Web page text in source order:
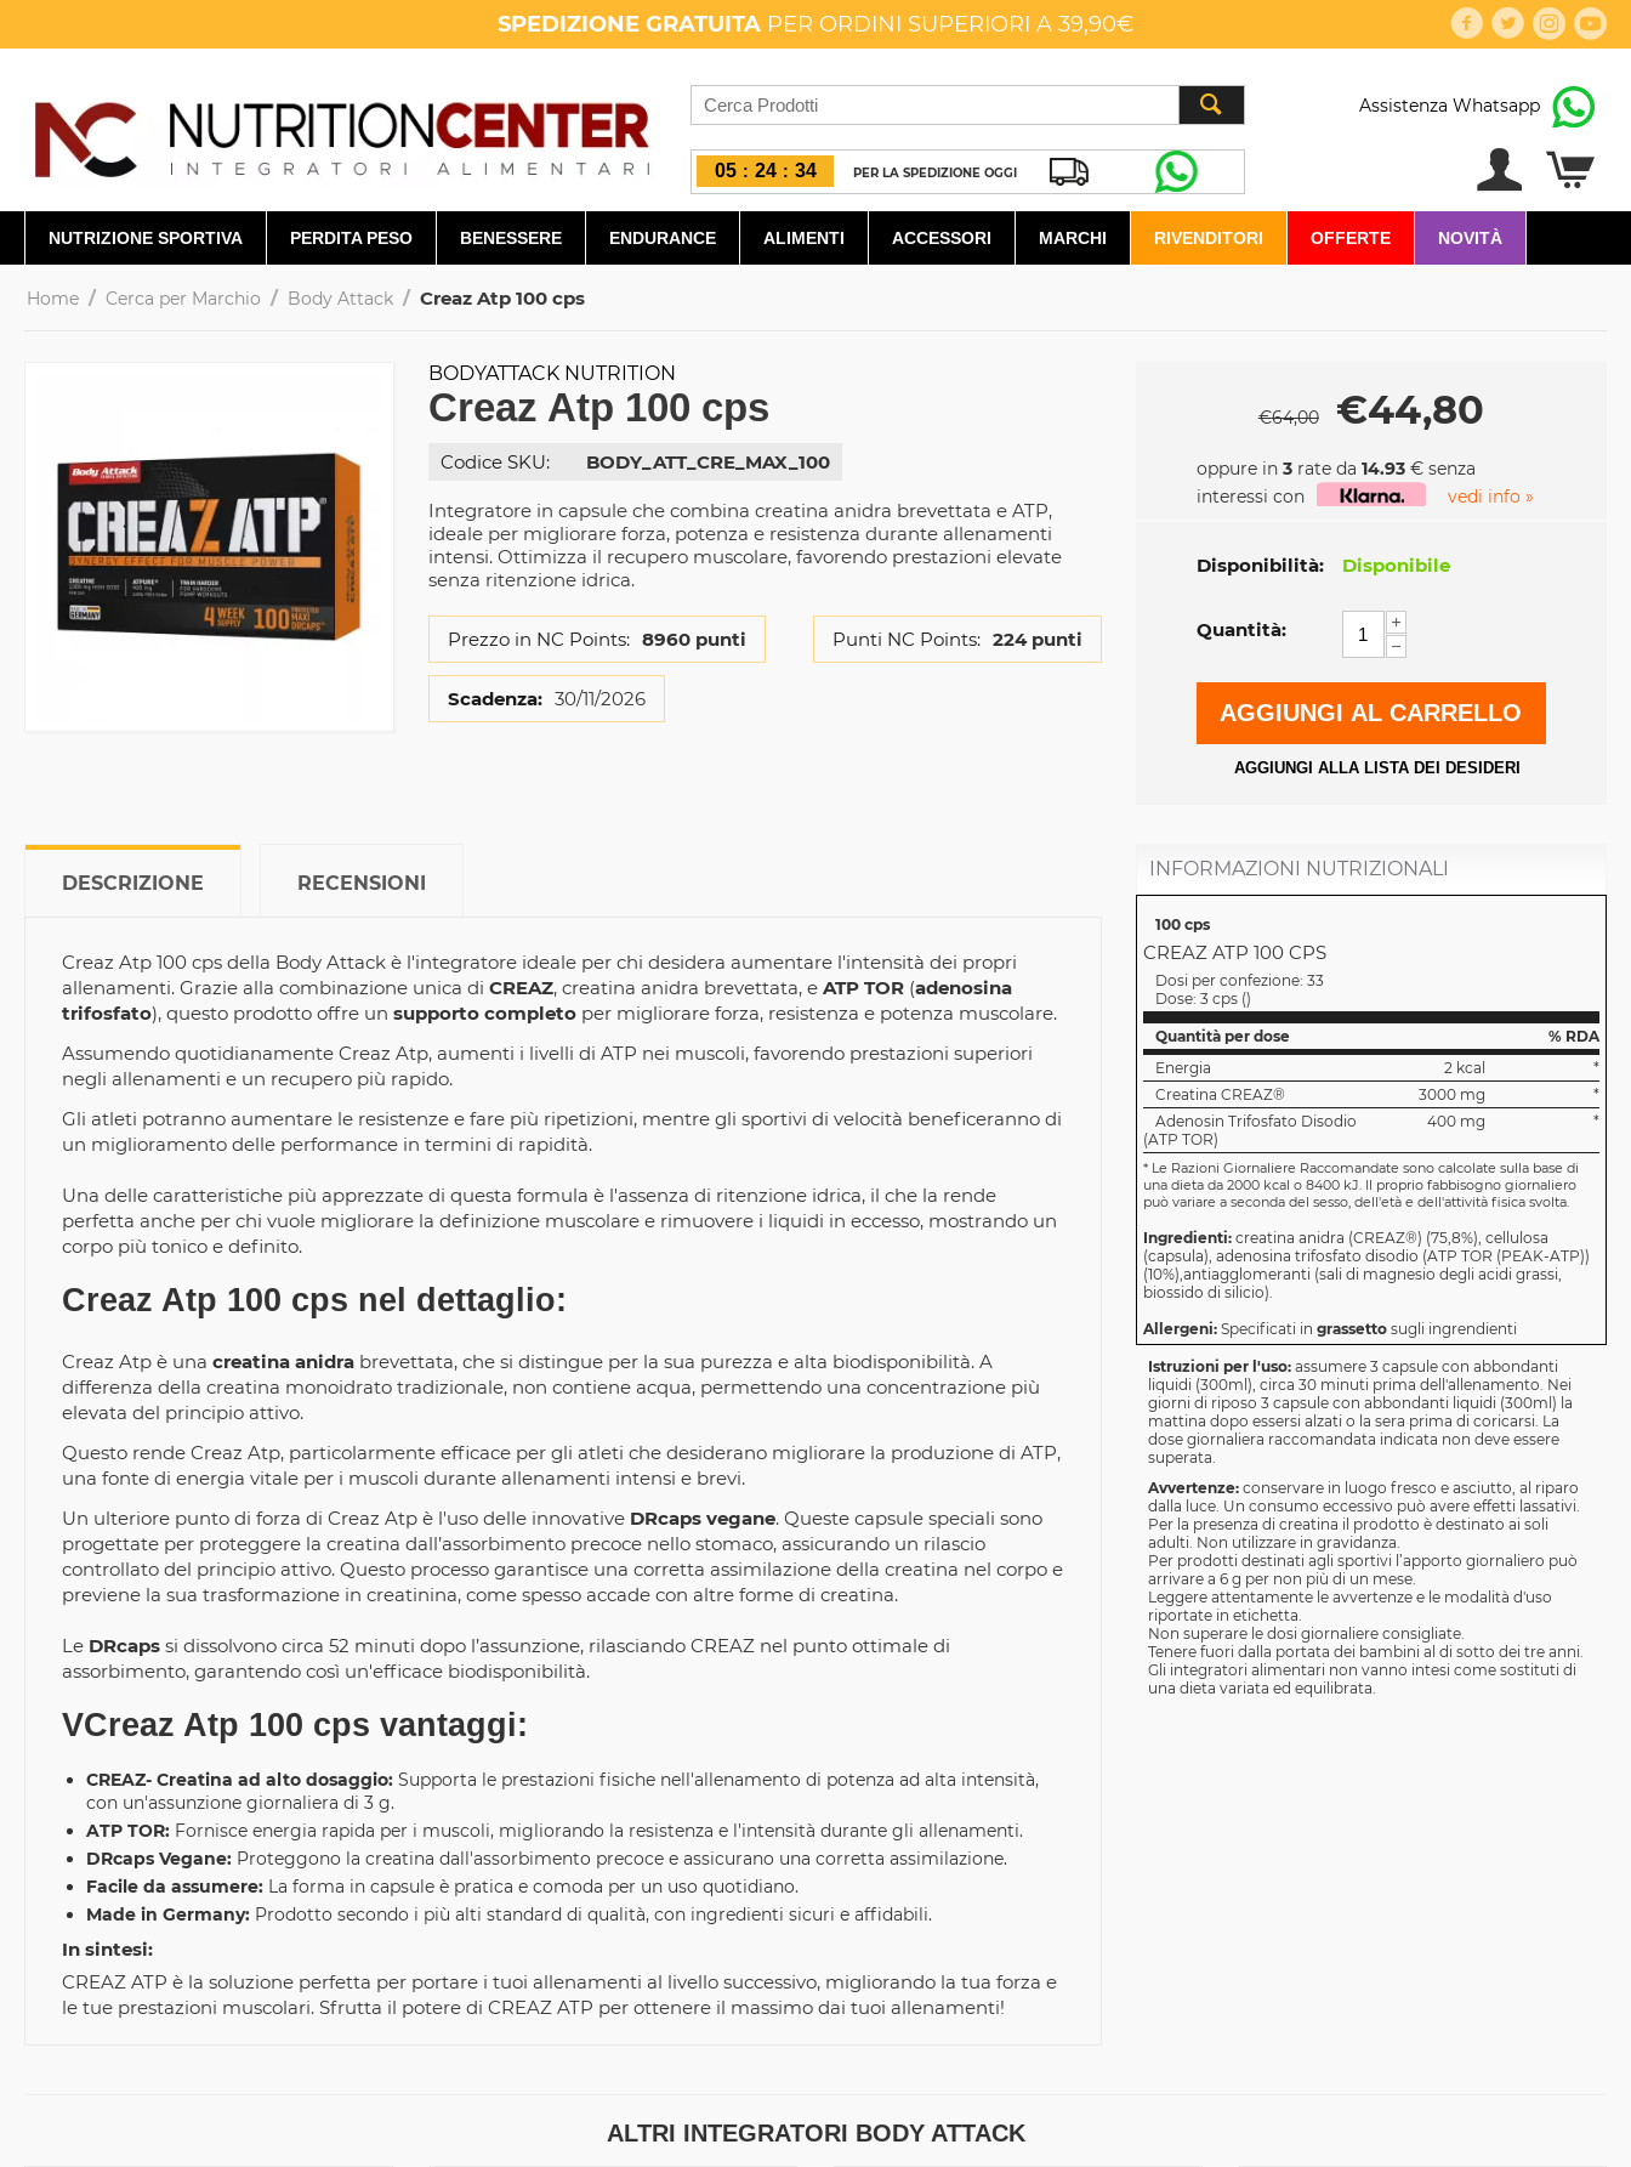
SPEDIZIONE GRATUITA PER ORDINI SUPERIORI A 39,90€
05 : 24 : 33 PER LA SPEDIZIONE OGGI
Assistenza Whatsapp
NUTRIZIONE SPORTIVA PERDITA PESO BENESSERE ENDURANCE ALIMENTI ACCESSORI MARCHI RIVENDITORI OFFERTE NOVITÀ
Home / Cerca per Marchio / Body Attack / Creaz Atp 100 cps
BODYATTACK NUTRITION
Creaz Atp 100 cps
Codice SKU: BODY_ATT_CRE_MAX_100
Integratore in capsule che combina creatina anidra brevettata e ATP,
ideale per migliorare forza, potenza e resistenza durante allenamenti
intensi. Ottimizza il recupero muscolare, favorendo prestazioni elevate
senza ritenzione idrica.
Prezzo in NC Points: 8960 punti Punti NC Points: 224 punti
Scadenza: 30/11/2026
€64,00 €44,80
oppure in 3rate da 14.93€ senza
interessi con
vedi info »
Disponibilità: Disponibile
Quantità:
+
−
AGGIUNGI AL CARRELLO
AGGIUNGI ALLA LISTA DEI DESIDERI
DESCRIZIONE RECENSIONI
Creaz Atp 100 cps della Body Attack è l'integratore ideale per chi desidera aumentare l'intensità dei propri
allenamenti. Grazie alla combinazione unica di CREAZ, creatina anidra brevettata, e ATP TOR (adenosina
trifosfato), questo prodotto offre un supporto completo per migliorare forza, resistenza e potenza muscolare.
Assumendo quotidianamente Creaz Atp, aumenti i livelli di ATP nei muscoli, favorendo prestazioni superiori
negli allenamenti e un recupero più rapido.
Gli atleti potranno aumentare le resistenze e fare più ripetizioni, mentre gli sportivi di velocità beneficeranno di
un miglioramento delle performance in termini di rapidità.
Una delle caratteristiche più apprezzate di questa formula è l'assenza di ritenzione idrica, il che la rende
perfetta anche per chi vuole migliorare la definizione muscolare e rimuovere i liquidi in eccesso, mostrando un
corpo più tonico e definito.
Creaz Atp 100 cps nel dettaglio:
Creaz Atp è una creatina anidra brevettata, che si distingue per la sua purezza e alta biodisponibilità. A
differenza della creatina monoidrato tradizionale, non contiene acqua, permettendo una concentrazione più
elevata del principio attivo.
Questo rende Creaz Atp, particolarmente efficace per gli atleti che desiderano migliorare la produzione di ATP,
una fonte di energia vitale per i muscoli durante allenamenti intensi e brevi.
Un ulteriore punto di forza di Creaz Atp è l'uso delle innovative DRcaps vegane. Queste capsule speciali sono
progettate per proteggere la creatina dall’assorbimento precoce nello stomaco, assicurando un rilascio
controllato del principio attivo. Questo processo garantisce una corretta assimilazione della creatina nel corpo e
previene la sua trasformazione in creatinina, come spesso accade con altre forme di creatina.
Le DRcaps si dissolvono circa 52 minuti dopo l’assunzione, rilasciando CREAZ nel punto ottimale di
assorbimento, garantendo così un'efficace biodisponibilità.
VCreaz Atp 100 cps vantaggi:
CREAZ- Creatina ad alto dosaggio: Supporta le prestazioni fisiche nell'allenamento di potenza ad alta intensità,
con un'assunzione giornaliera di 3 g.
ATP TOR: Fornisce energia rapida per i muscoli, migliorando la resistenza e l'intensità durante gli allenamenti.
DRcaps Vegane: Proteggono la creatina dall'assorbimento precoce e assicurano una corretta assimilazione.
Facile da assumere: La forma in capsule è pratica e comoda per un uso quotidiano.
Made in Germany: Prodotto secondo i più alti standard di qualità, con ingredienti sicuri e affidabili.
In sintesi:
CREAZ ATP è la soluzione perfetta per portare i tuoi allenamenti al livello successivo, migliorando la tua forza e
le tue prestazioni muscolari. Sfrutta il potere di CREAZ ATP per ottenere il massimo dai tuoi allenamenti!
INFORMAZIONI NUTRIZIONALI
100 cps
CREAZ ATP 100 CPS
Dosi per confezione: 33
Dose: 3 cps()
Quantità per dose
% RDA
Energia
2 kcal
*
Creatina CREAZ®
3000 mg
*
Adenosin Trifosfato Disodio
(ATP TOR)
400 mg *
*Le Razioni Giornaliere Raccomandate sono calcolate sulla base di
una dieta da 2000 kcal o 8400 kJ. Il proprio fabbisogno giornaliero
può variare a seconda del sesso, dell'età e dell'attività fisica svolta.
Ingredienti: creatina anidra (CREAZ®) (75,8%), cellulosa
(capsula), adenosina trifosfato disodio (ATP TOR (PEAK-ATP))
(10%),antiagglomeranti (sali di magnesio degli acidi grassi,
biossido di silicio).
Allergeni: Specificati in grassettosugli ingrendienti
Istruzioni per l'uso: assumere 3 capsule con abbondanti
liquidi (300ml), circa 30 minuti prima dell'allenamento. Nei
giorni di riposo 3 capsule con abbondanti liquidi (300ml) la
mattina dopo essersi alzati o la sera prima di coricarsi. La
dose giornaliera raccomandata indicata non deve essere
superata.
Avvertenze: conservare in luogo fresco e asciutto, al riparo
dalla luce. Un consumo eccessivo può avere effetti lassativi.
Per la presenza di creatina il prodotto è destinato ai soli
adulti. Non utilizzare in gravidanza.
Per prodotti destinati agli sportivi l’apporto giornaliero può
arrivare a 6 g per non più di un mese.
Leggere attentamente le avvertenze e le modalità d'uso
riportate in etichetta.
Non superare le dosi giornaliere consigliate.
Tenere fuori dalla portata dei bambini al di sotto dei tre anni.
Gli integratori alimentari non vanno intesi come sostituti di
una dieta variata ed equilibrata.
ALTRI INTEGRATORI BODY ATTACK